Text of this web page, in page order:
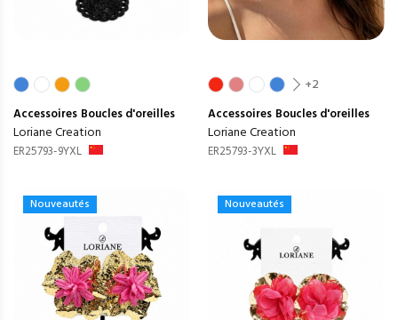
Accessoires Boucles d'oreilles
Loriane Creation
ER25793-9YXL
+2
Accessoires Boucles d'oreilles
Loriane Creation
ER25793-3YXL
Nouveautés Nouveautés